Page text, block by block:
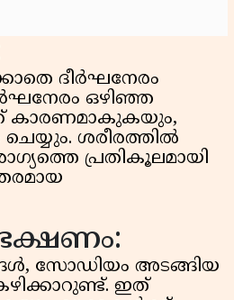
ദീർഘനേരം
ഒഴിഞ്ഞ
കാരണമാകുകയും,
ചെയ്യും. ശരീരത്തിൽ
പ്രതികൂലമായി
സോഡിയം അടങ്ങിയ
ഇത്